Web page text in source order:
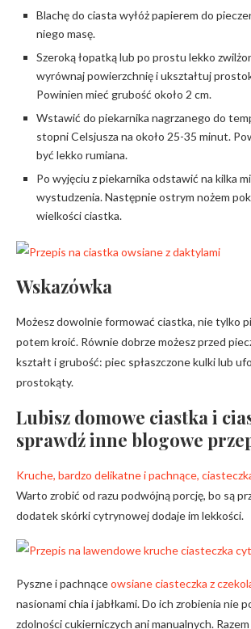
Blachę do ciasta wyłóż papierem do
niego masę.
Szeroką łopatką lub po prostu lekko
wyrównaj powierzchnię i ukształtuj
Powinien mieć grubość około 2 cm.
Wstawić do piekarnika nagrzanego do
stopni Celsjusza na około 25-35 minut.
być lekko rumiana.
Po wyjęciu z piekarnika odstawić na kilka
wystudzenia. Następnie ostrym nożem
wielkości ciastka.
Wskazówka
Możesz dowolnie formować ciastka, nie tylko
potem kroić. Równie dobrze możesz przed
kształt i grubość: piec spłaszczone kulki lub
prostokąty.
Lubisz domowe ciastka i
sprawdź inne blogowe
Kruche, bardzo delikatne i pachnące,
Warto zrobić od razu podwójną porcję, bo są
dodatek skórki cytrynowej dodaje im lekkości.
Pyszne i pachnąceowsiane ciasteczka z
nasionami chia i jabłkami. Do ich zrobienia nie
zdolności cukierniczych ani manualnych. Razem